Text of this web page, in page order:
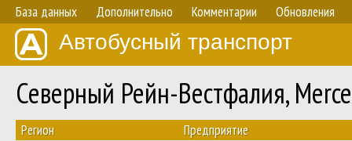
База данных Дополнительно Комментарии Обновления
Автобусный транспорт
Северный Рейн-Вестфалия,
Регион Предприятие